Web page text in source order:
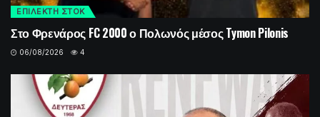
ΕΠΙΛΕΚΤΗ ΣΤΟΚ
Στο Φρενάρος FC 2000 ο Πολωνός μέσος Tymon Pilonis
06/08/2026 4